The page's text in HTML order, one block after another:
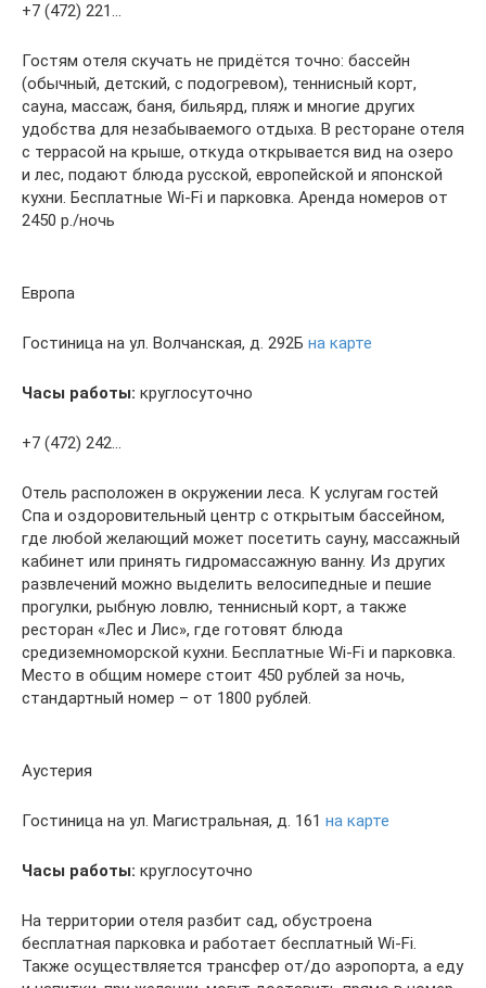
+7 (472) 221…
Гостям отеля скучать не придётся точно: бассейн
(обычный, детский, с подогревом), теннисный корт,
сауна, массаж, баня, бильярд, пляж и многие других
удобства для незабываемого отдыха. В ресторане отеля
с террасой на крыше, откуда открывается вид на озеро
и лес, подают блюда русской, европейской и японской
кухни. Бесплатные Wi-Fi и парковка. Аренда номеров от
2450 р./ночь
Европа
Гостиница на ул. Волчанская, д. 292Б на карте
Часы работы: круглосуточно
+7 (472) 242…
Отель расположен в окружении леса. К услугам гостей
Спа и оздоровительный центр с открытым бассейном,
где любой желающий может посетить сауну, массажный
кабинет или принять гидромассажную ванну. Из других
развлечений можно выделить велосипедные и пешие
прогулки, рыбную ловлю, теннисный корт, а также
ресторан «Лес и Лис», где готовят блюда
средиземноморской кухни. Бесплатные Wi-Fi и парковка.
Место в общим номере стоит 450 рублей за ночь,
стандартный номер – от 1800 рублей.
Аустерия
Гостиница на ул. Магистральная, д. 161 на карте
Часы работы: круглосуточно
На территории отеля разбит сад, обустроена
бесплатная парковка и работает бесплатный Wi-Fi.
Также осуществляется трансфер от/до аэропорта, а еду